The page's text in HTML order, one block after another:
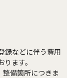
録などに伴う費用
ます。
整備箇所につきま